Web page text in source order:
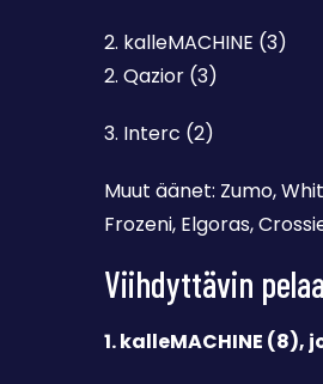
2. kalleMACHINE (3)
2. Qazior (3)
3. Interc (2)
Muut äänet: Zumo,
Frozeni, Elgoras,
Viihdyttävin
1. kalleMACHINE